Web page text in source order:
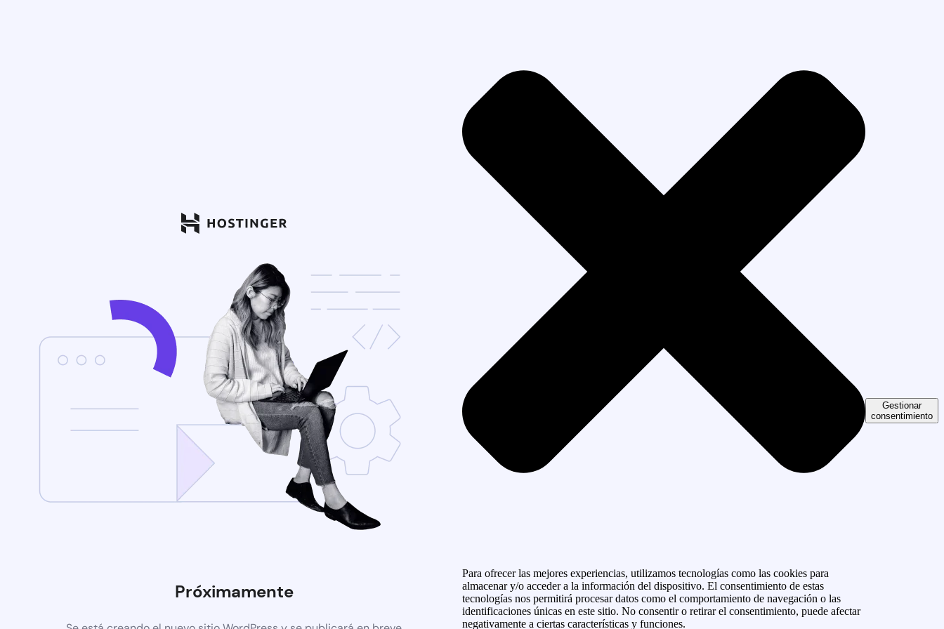
Próximamente
Para ofrecer las mejores experiencias, utilizamos tecnologías como las cookies para
almacenar y/o acceder a la información del dispositivo. El consentimiento de estas
tecnologías nos permitirá procesar datos como el comportamiento de navegación o las
identificaciones únicas en este sitio. No consentir o retirar el consentimiento, puede afectar
negativamente a ciertas características y funciones.
Gestionar
consentimiento